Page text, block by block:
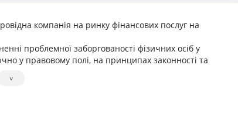
компанія на ринку фінансових послуг на
проблемної заборгованості фізичних осіб у
у правовому полі, на принципах законності та
прислухаємося до думки кожного та створюємо
˅